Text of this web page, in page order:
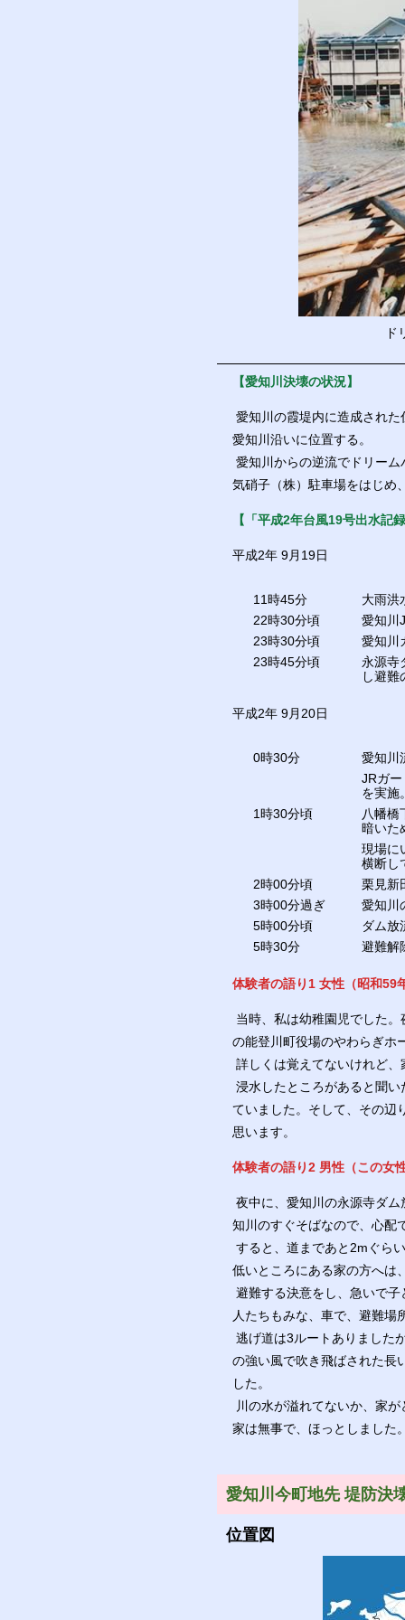
ド
【愛知川決壊の状況】
愛知川の霞堤内に造成され
愛知川沿いに位置する。
愛知川からの逆流でドリー
気硝子（株）駐車場をはじめ
【「平成2年台風19号出水記
平成2年 9月19日
11時45分
大雨洪
22時30分頃
愛知川
23時30分頃
愛知川
23時45分頃
永源寺
し避難
平成2年 9月20日
0時30分
愛知川
JRガ
を実施
1時30分頃
八幡橋
暗いた
現場に
横断し
2時00分頃
栗見新
3時00分過ぎ
愛知川
5時00分頃
ダム放
5時30分
避難解
体験者の語り1 女性（昭和59
当時、私は幼稚園児でした
の能登川町役場のやわらぎホ
詳しくは覚えてないけれど
浸水したところがあると聞
ていました。そして、その辺
思います。
体験者の語り2 男性（この女
夜中に、愛知川の永源寺ダ
知川のすぐそばなので、心配
すると、道まであと2mぐら
低いところにある家の方へは
避難する決意をし、急いで
人たちもみな、車で、避難場
逃げ道は3ルートありました
の強い風で吹き飛ばされた長
した。
川の水が溢れてないか、家
家は無事で、ほっとしました
愛知川今町地先 堤防決
位置図